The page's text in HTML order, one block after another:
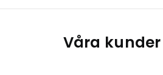
Våra